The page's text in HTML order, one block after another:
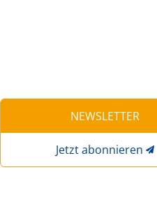
NEWSLETTER
Jetzt abonnieren